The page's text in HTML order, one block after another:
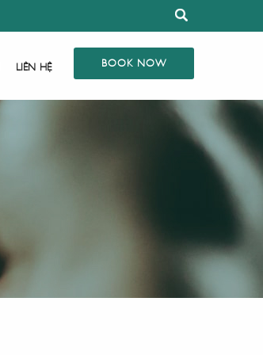
LIÊN HỆ BOOK NOW